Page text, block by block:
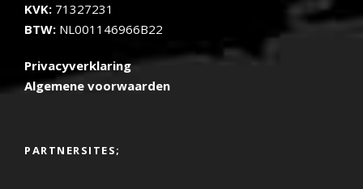
KVK: 71327231
BTW: NL001146966B22
Privacyverklaring
Algemene voorwaarden
PARTNERSITES;